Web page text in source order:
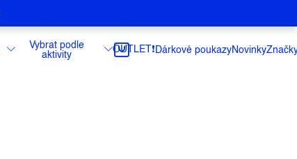
Vybrat podle
aktivity
OUTLET❗️ Dárkové poukazyNovinky